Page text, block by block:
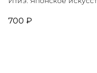
Гарсия, Ф.Миральес
700 ₽